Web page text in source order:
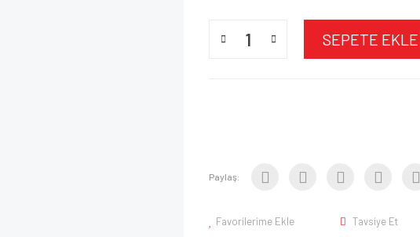
SEPETE EKLE
Paylaş:
Favorilerime Ekle Tavsiye Et